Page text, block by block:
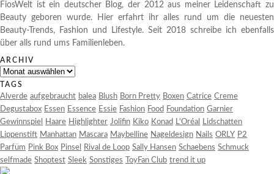
FiosWelt ist ein deutscher Blog, der 2012 aus meiner Leidenschaft zu
Beauty geboren wurde. Hier erfahrt ihr alles rund um die neuesten
Beauty-Trends, Fashion und Lifestyle. Seit 2018 schreibe ich ebenfalls
über alls rund ums Familienleben.
ARCHIV
Archiv
TAGS
Alverde aufgebraucht balea Blush Born Pretty Boxen Catrice Creme
Degustabox Essen Essence Essie Fashion Food Foundation Garnier
Gewinnspiel
Haare Highlighter Jolifin Kiko Konad L'Oréal
Lidschatten
Lippenstift Manhattan Mascara Maybelline Nageldesign Nails ORLY P2
Parfüm Pink Box Pinsel Rival de Loop Sally Hansen Schaebens Schmuck
selfmade Shoptest Sleek Sonstiges ToyFan Club trend it up